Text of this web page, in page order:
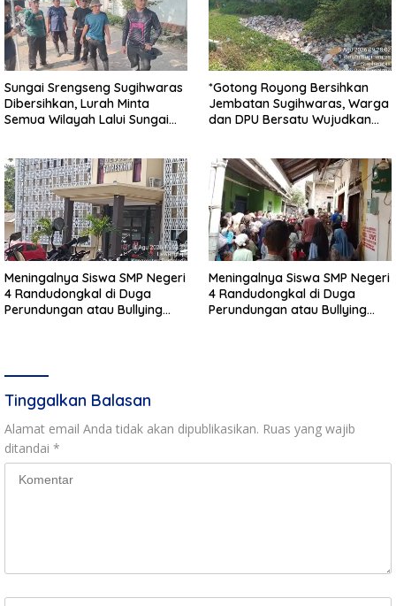
Sungai Srengseng Sugihwaras
Dibersihkan, Lurah Minta
Semua Wilayah Lalui Sungai
*Gotong Royong Bersihkan
Jembatan Sugihwaras, Warga
dan DPU Bersatu Wujudkan
Meningalnya Siswa SMP Negeri
4 Randudongkal di Duga
Perundungan atau Bullying
Meningalnya Siswa SMP Negeri
4 Randudongkal di Duga
Perundungan atau Bullying
Tinggalkan Balasan
Alamat email Anda tidak akan dipublikasikan. Ruas yang wajib
ditandai *